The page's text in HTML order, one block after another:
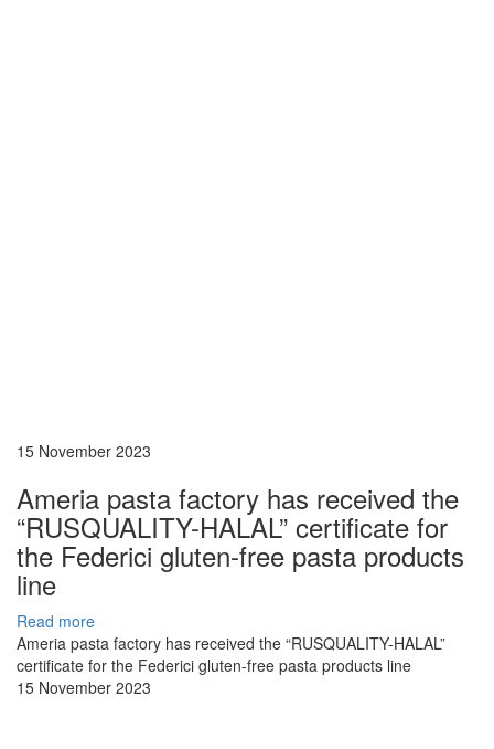
15 November 2023
Ameria pasta factory has received the
“RUSQUALITY-HALAL” certificate for
the Federici gluten-free pasta products
line
Read more
Ameria pasta factory has received the “RUSQUALITY-HALAL”
certificate for the Federici gluten-free pasta products line
15 November 2023